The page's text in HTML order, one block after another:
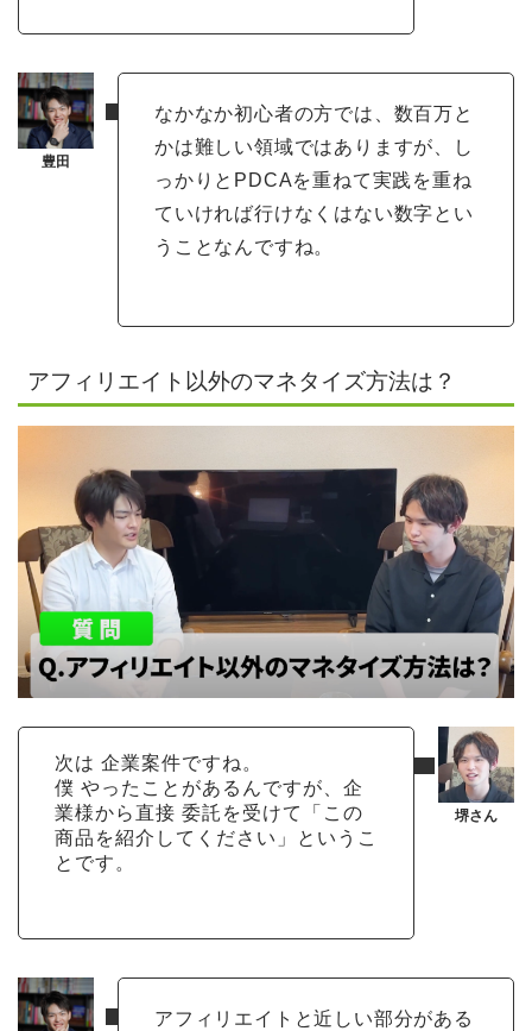
なかなか初心者の方では、数百万と
かは難しい領域ではありますが、し
っかりとPDCAを重ねて実践を重ね
ていければ行けなくはない数字とい
うことなんですね。
アフィリエイト以外のマネタイズ方法は？
次は 企業案件ですね。
僕 やったことがあるんですが、企
業様から直接 委託を受けて「この
商品を紹介してください」というこ
とです。
アフィリエイトと近しい部分がある